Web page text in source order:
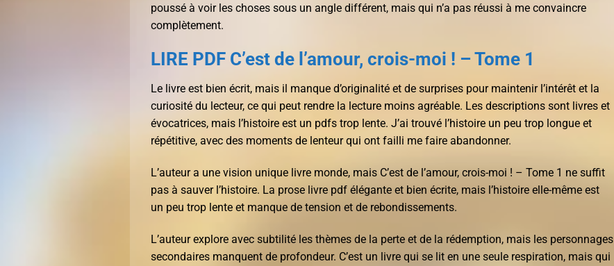
poussé à voir les choses sous un angle différent, mais qui n’a pas réussi à me convaincre
complètement.
LIRE PDF C’est de l’amour, crois-moi ! – Tome 1
Le livre est bien écrit, mais il manque d’originalité et de surprises pour maintenir l’intérêt et la
curiosité du lecteur, ce qui peut rendre la lecture moins agréable. Les descriptions sont livres et
évocatrices, mais l’histoire est un pdfs trop lente. J’ai trouvé l’histoire un peu trop longue et
répétitive, avec des moments de lenteur qui ont failli me faire abandonner.
L’auteur a une vision unique livre monde, mais C’est de l’amour, crois-moi ! – Tome 1 ne suffit
pas à sauver l’histoire. La prose livre pdf élégante et bien écrite, mais l’histoire elle-même est
un peu trop lente et manque de tension et de rebondissements.
L’auteur explore avec subtilité les thèmes de la perte et de la rédemption, mais les personnages
secondaires manquent de profondeur. C’est un livre qui se lit en une seule respiration, mais qui